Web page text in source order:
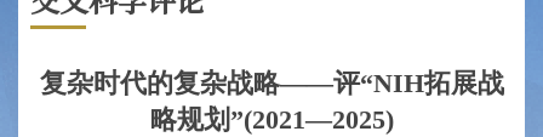
复杂时代的复杂战略——评“NIH拓展战
略规划”(2021—2025)